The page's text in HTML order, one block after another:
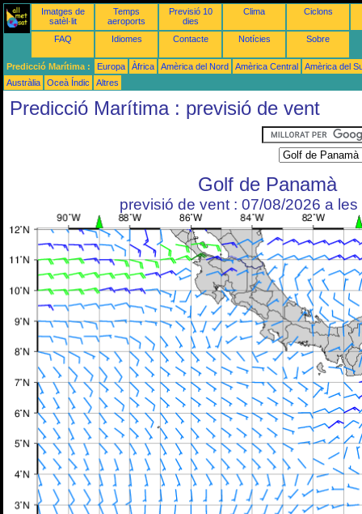
Imatges de
satèl·lit
Temps
aeroports
Previsió 10
dies
Clima Ciclons
FAQ Idiomes Contacte Notícies Sobre
Predicció Marítima : Europa Àfrica Amèrica del Nord Amèrica Central
Amèrica del
Austràlia
Oceà Índic Altres
Predicció Marítima : previsió de vent
Golf de Panamà
previsió de vent : 07/08/2026 a les